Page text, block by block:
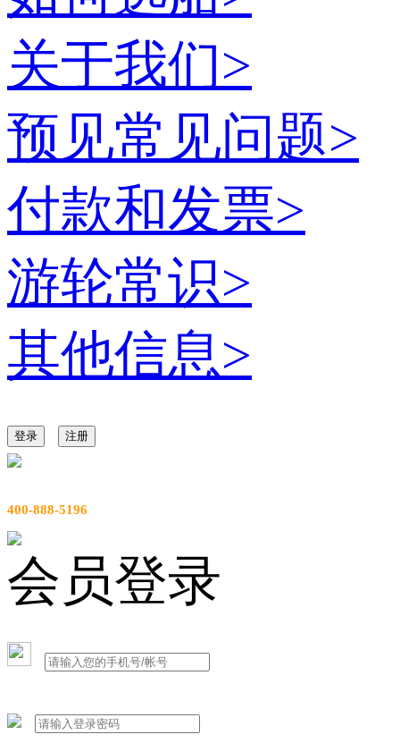
关于我们>
预见常见问题>
付款和发票>
游轮常识>
其他信息>
登录 注册
400-888-5196
会员登录